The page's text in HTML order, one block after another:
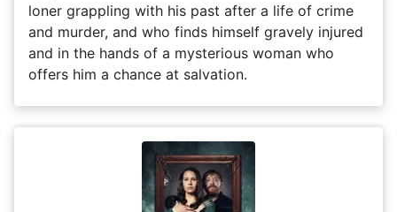
loner grappling with his past after a life of crime
and murder, and who finds himself gravely injured
and in the hands of a mysterious woman who
offers him a chance at salvation.